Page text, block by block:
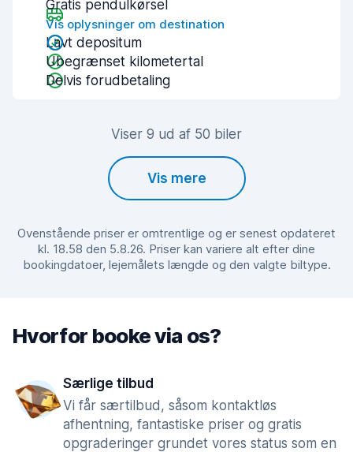
Gratis pendulkørsel
Vis oplysninger om destination
Lavt depositum
Ubegrænset kilometertal
Delvis forudbetaling
Viser 9 ud af 50 biler
Vis mere
Ovenstående priser er omtrentlige og er senest opdateret
kl. 18.58 den 5.8.26. Priser kan variere alt efter dine
bookingdatoer, lejemålets længde og den valgte biltype.
Hvorfor booke via os?
Særlige tilbud
Vi får særtilbud, såsom kontaktløs
afhentning, fantastiske priser og gratis
opgraderinger grundet vores status som en